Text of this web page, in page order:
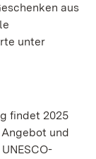
aus
unter
findet 2025
und